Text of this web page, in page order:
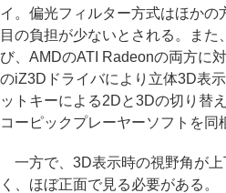
イ。偏光フィルター方式はほかの
目の負担が少ないとされる。また
び、AMDのATI Radeonの両方に
のiZ3Dドライバにより立体3D表
ットキーによる2Dと3Dの切り替
コーピックプレーヤーソフトを同
一方で、3D表示時の視野角が
く、ほぼ正面で見る必要がある。